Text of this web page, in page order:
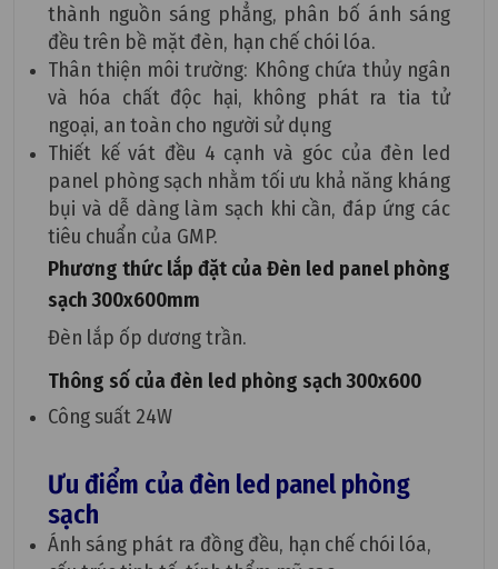
thành nguồn sáng phẳng, phân bố ánh sáng
đều trên bề mặt đèn, hạn chế chói lóa.
Thân thiện môi trường: Không chứa thủy ngân
và hóa chất độc hại, không phát ra tia tử
ngoại, an toàn cho người sử dụng
Thiết kế vát đều 4 cạnh và góc của đèn led
panel phòng sạch nhằm tối ưu khả năng kháng
bụi và dễ dàng làm sạch khi cần, đáp ứng các
tiêu chuẩn của GMP.
Phương thức lắp đặt của Đèn led panel phòng
sạch 300x600mm
Đèn lắp ốp dương trần.
Thông số của đèn led phòng sạch 300x600
Công suất 24W
Ưu điểm của đèn led panel phòng
sạch
Ánh sáng phát ra đồng đều, hạn chế chói lóa,